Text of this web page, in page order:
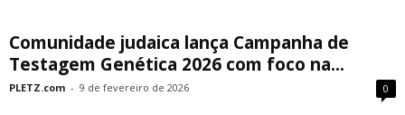
Comunidade judaica lança Campanha de
Testagem Genética 2026 com foco na...
PLETZ.com - 9 de fevereiro de 2026 0